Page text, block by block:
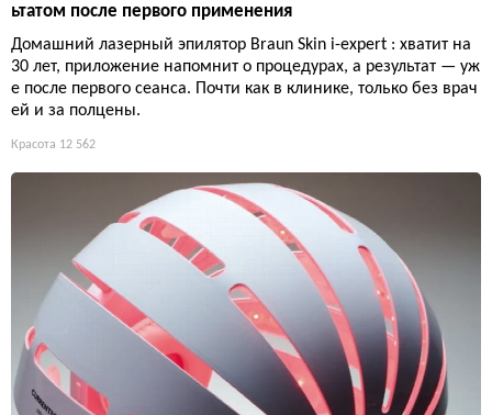
ьтатом после первого применения
Домашний лазерный эпилятор Braun Skin i-expert : хватит на
30 лет, приложение напомнит о процедурах, а результат — уж
е после первого сеанса. Почти как в клинике, только без врач
ей и за полцены.
Красота 12 562